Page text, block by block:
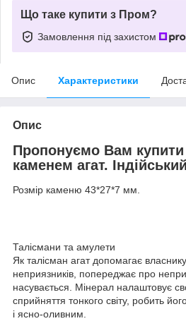
Що таке купити з Пром?
Замовлення під захистом
Опис Характеристики
Опис
Пропонуємо Вам купити
каменем агат.
Розмір каменю 43*27*7 мм.
Талісмани та амулети
Як талісман агат допомагає
неприязників, попереджає про
насувається. Мінерал налаштовує
сприйняття тонкого світу, робить
і ясно-оливним.